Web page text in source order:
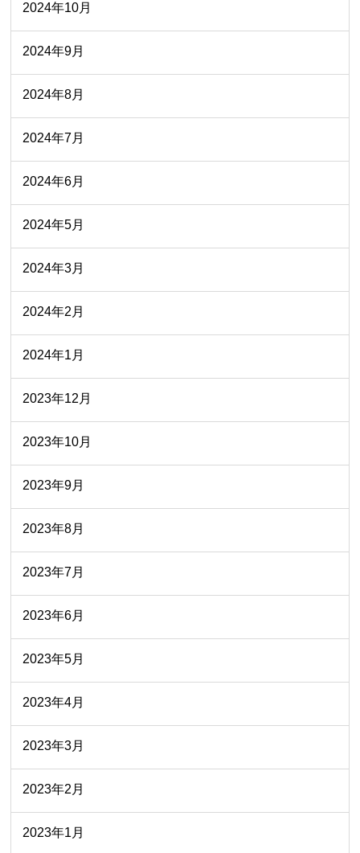
2024年10月
2024年9月
2024年8月
2024年7月
2024年6月
2024年5月
2024年3月
2024年2月
2024年1月
2023年12月
2023年10月
2023年9月
2023年8月
2023年7月
2023年6月
2023年5月
2023年4月
2023年3月
2023年2月
2023年1月